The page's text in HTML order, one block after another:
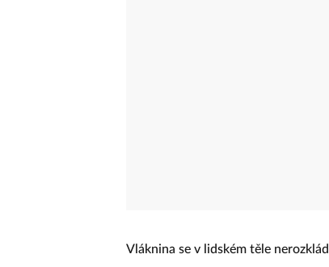
Vláknina se v lidském těle